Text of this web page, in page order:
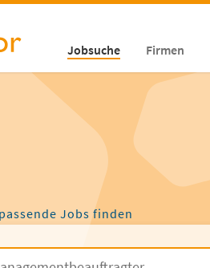
Jobsuche Firmen
Jobs finden